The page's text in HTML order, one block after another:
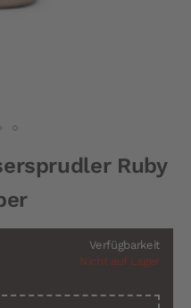
Ruby
Verfügbarkeit
Nicht auf Lager